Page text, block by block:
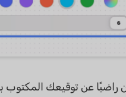
راضيًا عن توقيعك المكتوب